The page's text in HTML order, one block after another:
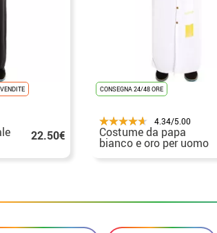
22.50€
CONSEGNA 24/48 ORE
4.34/5.00
Costume da papa
bianco e oro per uomo